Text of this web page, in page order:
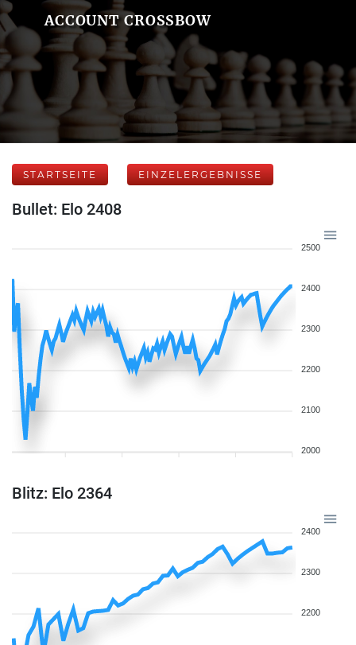
ACCOUNT CROSSBOW
STARTSEITE EINZELERGEBNISSE
Bullet: Elo 2408
2500
2400
2300
2200
2100
2000
Blitz: Elo 2364
2400
2300
2200